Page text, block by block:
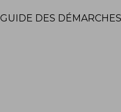
GUIDE DES DÉMARCHES